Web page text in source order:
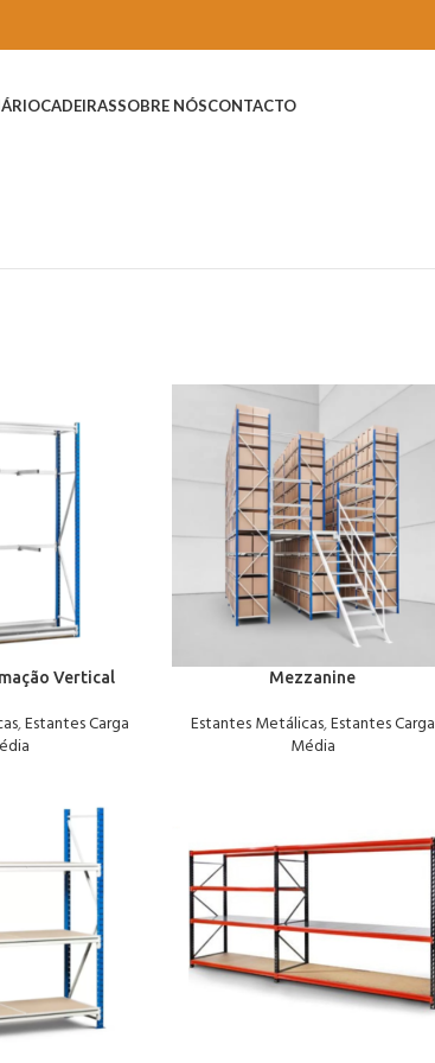
CADEIRASSOBRE NÓSCONTACTO
Vertical
,Estantes Carga
Mezzanine
Estantes Metálicas,Estantes Carga
Média